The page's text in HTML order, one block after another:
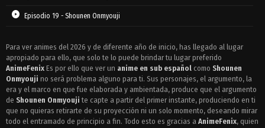
Episodio 19 - Shounen Onmyouji
Episodio 17 - Shounen Onmyouji
Episodio 16 - Shounen Onmyouji
Episodio 15 - Shounen Onmyouji
Episodio 14 - Shounen Onmyouji
Para ver animes del 2026 y de diferente año de inicio, has llegado al lugar
apropiado para ello, que solo te lo puede brindar tu lugar preferido
AnimeFenix Es por ello que ver un anime en sub español como Shounen
Onmyouji no será problema alguno para ti. Sus personajes, el argumento, la
era y el marco en que fue elaborada y ambientada, produce que el argumento
de Shounen Onmyouji te capte a partir del primer instante, produciendo en ti
que no quieras retirarte de su proyección ni un solo momento, deseando mirar
todo el entramado de principio a fin. Todo esto es gracias a AnimeFenix, quien